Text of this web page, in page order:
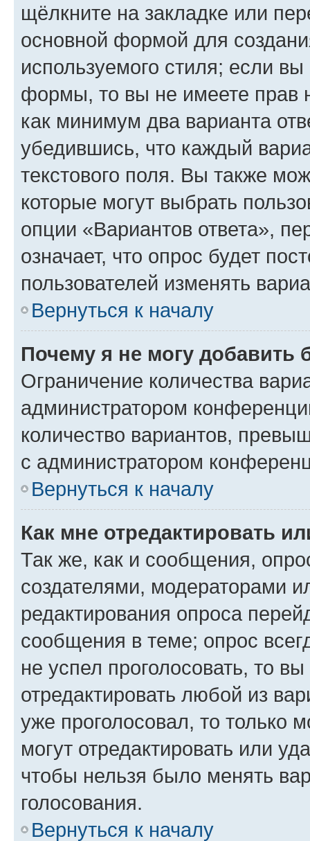
щёлкните на закладке или
основной формой для
используемого стиля; если
формы, то вы не имеете прав
как минимум два варианта
убедившись, что каждый
текстового поля. Вы также
которые могут выбрать
опции «Вариантов ответа»,
означает, что опрос будет
пользователей изменять
Вернуться к началу
Почему я не могу добавить
Ограничение количества
администратором
количество вариантов,
с администратором
Вернуться к началу
Как мне отредактировать
Так же, как и сообщения,
создателями, модераторами
редактирования опроса
сообщения в теме; опрос
не успел проголосовать, то
отредактировать любой из
уже проголосовал, то только
могут отредактировать или
чтобы нельзя было менять
голосования.
Вернуться к началу